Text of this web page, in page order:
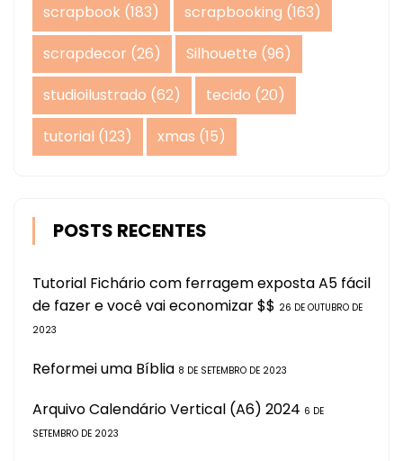
scrapbook (183) scrapbooking (163)
scrapdecor (26) Silhouette (96)
studioilustrado (62) tecido (20)
tutorial (123) xmas (15)
POSTS RECENTES
Tutorial Fichário com ferragem exposta A5 fácil
de fazer e você vai economizar $$ 26 DE OUTUBRO DE
2023
Reformei uma Bíblia 8 DE SETEMBRO DE 2023
Arquivo Calendário Vertical (A6) 2024 6 DE
SETEMBRO DE 2023